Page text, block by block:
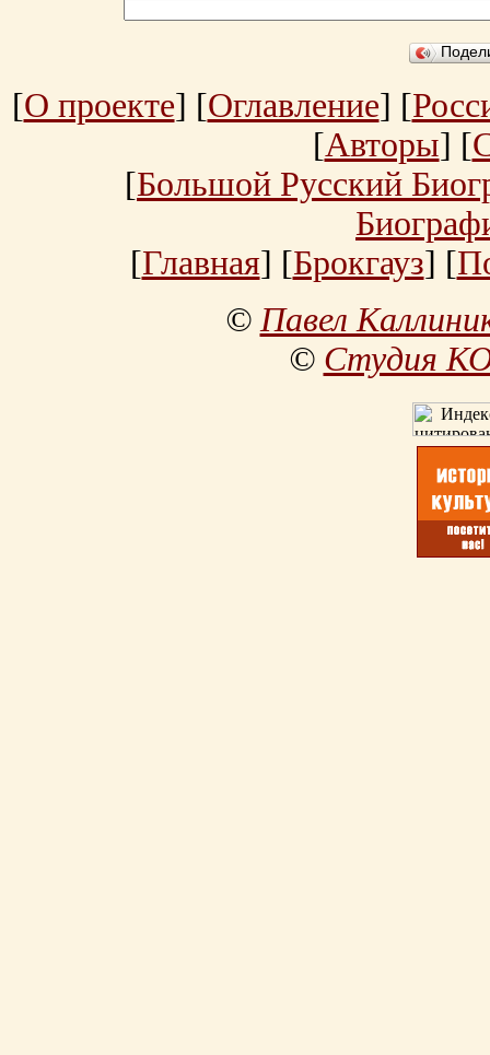
[О проекте] [Оглавление] [
[Авторы] [
[Большой Русский
[Главная] [Брокгауз] [
©Павел
© Студия